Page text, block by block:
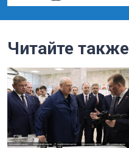
Читайте также